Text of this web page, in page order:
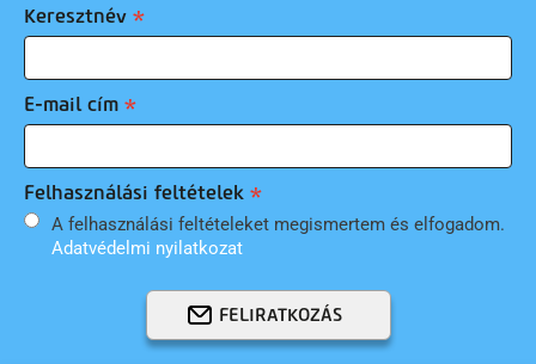
Keresztnév
E-mail cím
Felhasználási feltételek
A felhasználási feltételeket megismertem és elfogadom.
Adatvédelmi nyilatkozat
FELIRATKOZÁS